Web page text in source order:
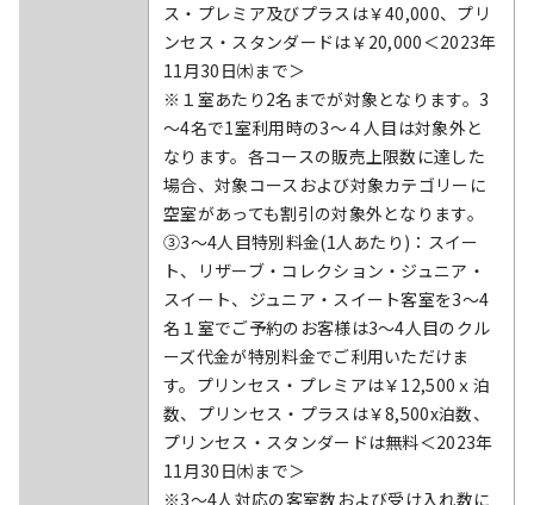
ス・プレミア及びプラスは￥40,000、プリ
ンセス・スタンダードは￥20,000＜2023年
11月30日㈭まで＞
※１室あたり2名までが対象となります。3
～4名で1室利用時の3～４人目は対象外と
なります。各コースの販売上限数に達した
場合、対象コースおよび対象カテゴリーに
空室があっても割引の対象外となります。
③3～4人目特別料金(1人あたり)：スイー
ト、リザーブ・コレクション・ジュニア・
スイート、ジュニア・スイート客室を3～4
名１室でご予約のお客様は3～4人目のクル
ーズ代金が特別料金でご利用いただけま
す。プリンセス・プレミアは￥12,500ｘ泊
数、プリンセス・プラスは￥8,500x泊数、
プリンセス・スタンダードは無料＜2023年
11月30日㈭まで＞
※3～4人対応の客室数および受け入れ数に